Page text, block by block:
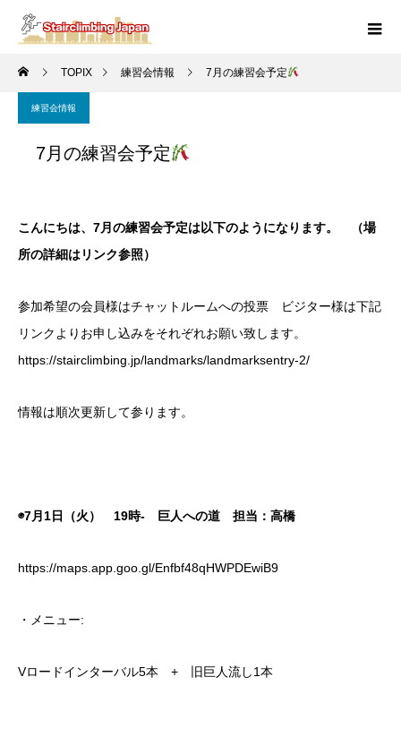
TOPIX 練習会情報 7月の練習会予定
練習会情報
7月の練習会予定
こんにちは、7月の練習会予定は以下のようになります。 （場
所の詳細はリンク参照）
参加希望の会員様はチャットルームへの投票 ビジター様は下記
リンクよりお申し込みをそれぞれお願い致します。
https://stairclimbing.jp/landmarks/landmarksentry-2/
情報は順次更新して参ります。
◉7月1日（火） 19時- 巨人への道 担当：高橋
https://maps.app.goo.gl/Enfbf48qHWPDEwiB9
・メニュー:
Vロードインターバル5本 + 旧巨人流し1本